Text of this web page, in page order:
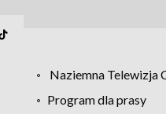
Naziemna Telewizja
Program dla prasy